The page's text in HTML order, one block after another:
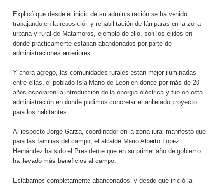
Explicó que desde el inicio de su administración se ha venido
trabajando en la reposición y rehabilitación de lámparas en la zona
urbana y rural de Matamoros, ejemplo de ello, son los ejidos en
donde prácticamente estaban abandonados por parte de
administraciones anteriores.
Y ahora agregó, las comunidades rurales están mejor iluminadas,
entre ellas, el poblado Isla Mano de León en donde por más de 20
años esperaron la introducción de la energía eléctrica y fue en esta
administración en donde pudimos concretar el anhelado proyecto
para los habitantes.
Al respecto Jorge Garza, coordinador en la zona rural manifestó que
para las familias del campo, el alcalde Mario Alberto López
Hernández ha sido el Presidente que en su primer año de gobierno
ha llevado más beneficios al campo.
Estábamos completamente abandonados, y desde que inició la